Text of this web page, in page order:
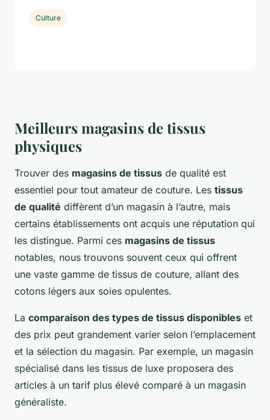
Meilleurs magasins de tissus
physiques
Trouver des magasins de tissus de qualité est
essentiel pour tout amateur de couture. Les tissus
de qualité diffèrent d’un magasin à l’autre, mais
certains établissements ont acquis une réputation qui
les distingue. Parmi ces magasins de tissus
notables, nous trouvons souvent ceux qui offrent
une vaste gamme de tissus de couture, allant des
cotons légers aux soies opulentes.
La comparaison des types de tissus disponibles et
des prix peut grandement varier selon l’emplacement
et la sélection du magasin. Par exemple, un magasin
spécialisé dans les tissus de luxe proposera des
articles à un tarif plus élevé comparé à un magasin
généraliste.
Culture